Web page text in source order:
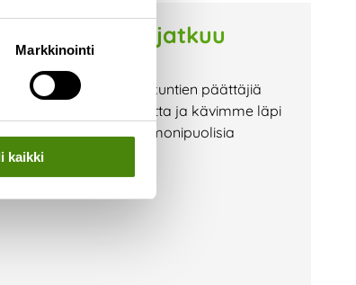
Markkinointi
kaikki
jatkuu
sekä omistajakuntien päättäjiä
tämänhetkistä tilannetta ja kävimme läpi
kuultiin monipuolisia